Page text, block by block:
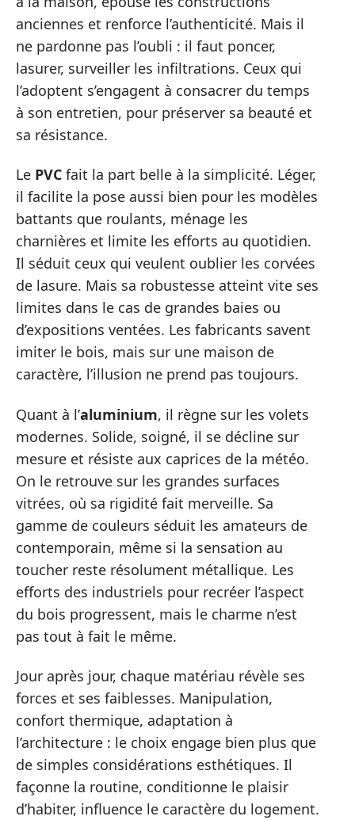
anciennes et renforce l’authenticité. Mais il
ne pardonne pas l’oubli : il faut poncer,
lasurer, surveiller les infiltrations. Ceux qui
l’adoptent s’engagent à consacrer du temps
à son entretien, pour préserver sa beauté et
sa résistance.
Le PVC fait la part belle à la simplicité. Léger,
il facilite la pose aussi bien pour les modèles
battants que roulants, ménage les
charnières et limite les efforts au quotidien.
Il séduit ceux qui veulent oublier les corvées
de lasure. Mais sa robustesse atteint vite ses
limites dans le cas de grandes baies ou
d’expositions ventées. Les fabricants savent
imiter le bois, mais sur une maison de
caractère, l’illusion ne prend pas toujours.
Quant à l’aluminium, il règne sur les volets
modernes. Solide, soigné, il se décline sur
mesure et résiste aux caprices de la météo.
On le retrouve sur les grandes surfaces
vitrées, où sa rigidité fait merveille. Sa
gamme de couleurs séduit les amateurs de
contemporain, même si la sensation au
toucher reste résolument métallique. Les
efforts des industriels pour recréer l’aspect
du bois progressent, mais le charme n’est
pas tout à fait le même.
Jour après jour, chaque matériau révèle ses
forces et ses faiblesses. Manipulation,
confort thermique, adaptation à
l’architecture : le choix engage bien plus que
de simples considérations esthétiques. Il
façonne la routine, conditionne le plaisir
d’habiter, influence le caractère du logement.